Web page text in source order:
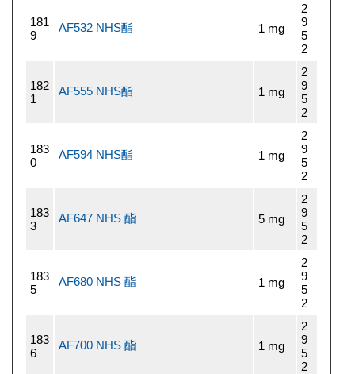
181
9
AF532 NHS酯 1 mg
2
9
5
2
182
1
AF555 NHS酯 1 mg
2
9
5
2
183
0
AF594 NHS酯 1 mg
2
9
5
2
183
3
AF647 NHS 酯 5 mg
2
9
5
2
183
5
AF680 NHS 酯 1 mg
2
9
5
2
183
6
AF700 NHS 酯 1 mg
2
9
5
2